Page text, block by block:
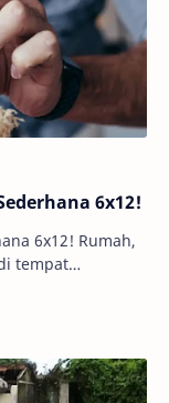
6x12!
Rumah,
tempat